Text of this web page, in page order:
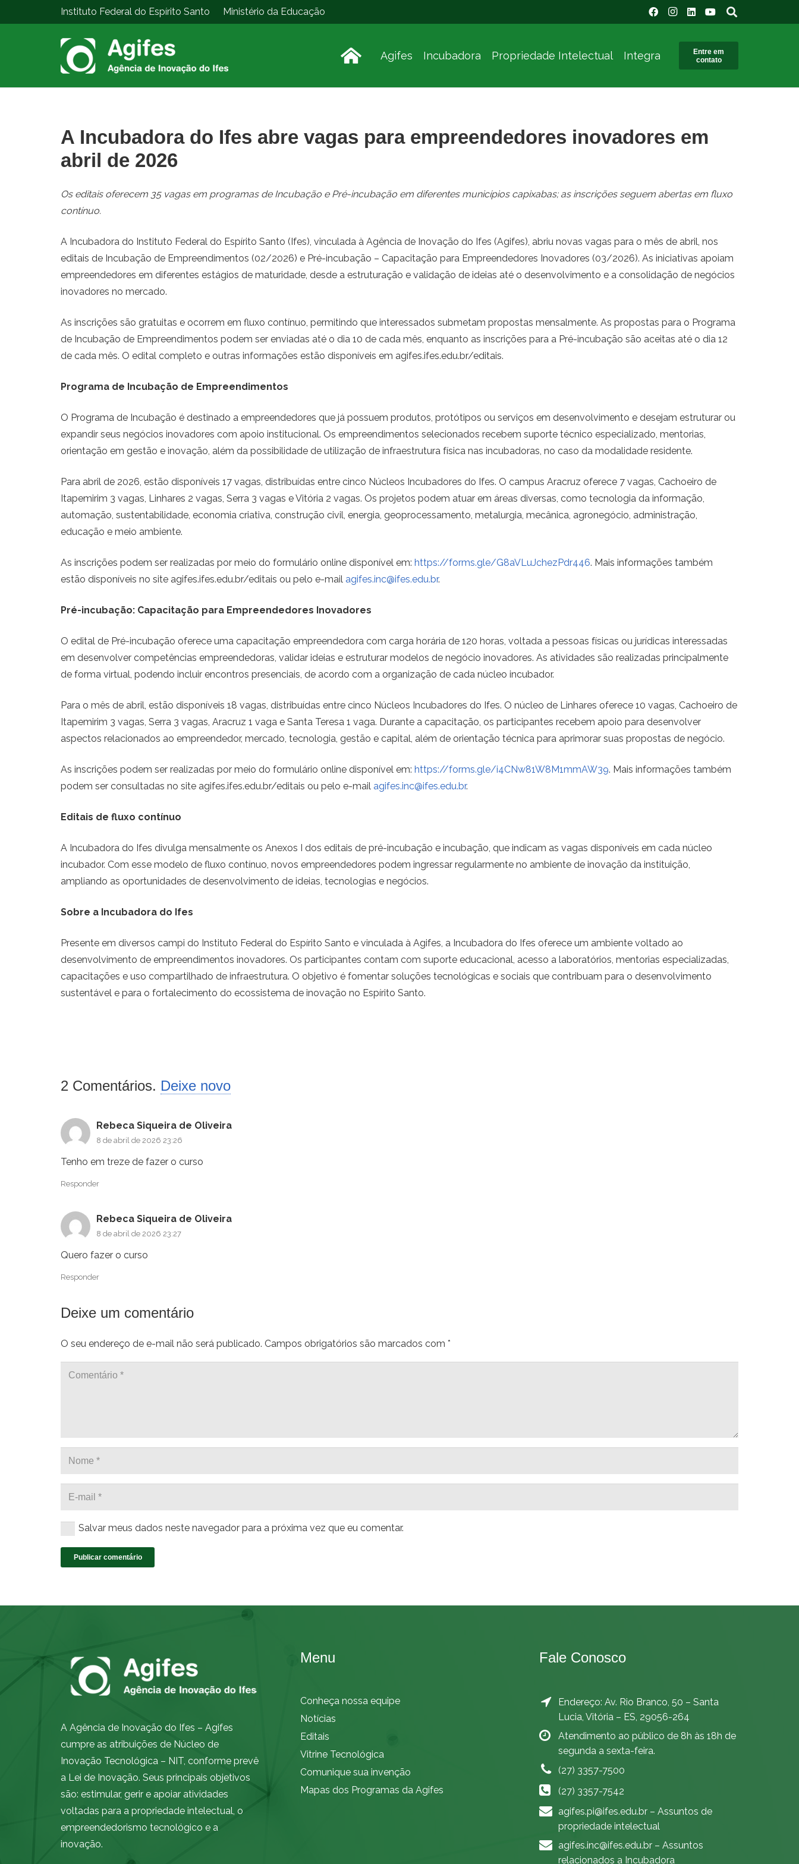
Instituto Federal do Espírito Santo Ministério da Educação
Agifes Incubadora Propriedade Intelectual Integra
Entre em
contato
A Incubadora do Ifes abre vagas para empreendedores inovadores em
abril de 2026
Os editais oferecem 35 vagas em programas de Incubação e Pré-incubação em diferentes municípios capixabas; as inscrições seguem abertas em fluxo
contínuo.
A Incubadora do Instituto Federal do Espírito Santo (Ifes), vinculada à Agência de Inovação do Ifes (Agifes), abriu novas vagas para o mês de abril, nos
editais de Incubação de Empreendimentos (02/2026) e Pré-incubação – Capacitação para Empreendedores Inovadores (03/2026). As iniciativas apoiam
empreendedores em diferentes estágios de maturidade, desde a estruturação e validação de ideias até o desenvolvimento e a consolidação de negócios
inovadores no mercado.
As inscrições são gratuitas e ocorrem em fluxo contínuo, permitindo que interessados submetam propostas mensalmente. As propostas para o Programa
de Incubação de Empreendimentos podem ser enviadas até o dia 10 de cada mês, enquanto as inscrições para a Pré-incubação são aceitas até o dia 12
de cada mês. O edital completo e outras informações estão disponíveis em agifes.ifes.edu.br/editais.
Programa de Incubação de Empreendimentos
O Programa de Incubação é destinado a empreendedores que já possuem produtos, protótipos ou serviços em desenvolvimento e desejam estruturar ou
expandir seus negócios inovadores com apoio institucional. Os empreendimentos selecionados recebem suporte técnico especializado, mentorias,
orientação em gestão e inovação, além da possibilidade de utilização de infraestrutura física nas incubadoras, no caso da modalidade residente.
Para abril de 2026, estão disponíveis 17 vagas, distribuídas entre cinco Núcleos Incubadores do Ifes. O campus Aracruz oferece 7 vagas, Cachoeiro de
Itapemirim 3 vagas, Linhares 2 vagas, Serra 3 vagas e Vitória 2 vagas. Os projetos podem atuar em áreas diversas, como tecnologia da informação,
automação, sustentabilidade, economia criativa, construção civil, energia, geoprocessamento, metalurgia, mecânica, agronegócio, administração,
educação e meio ambiente.
As inscrições podem ser realizadas por meio do formulário online disponível em: https://forms.gle/G8aVLuJchezPdr446. Mais informações também
estão disponíveis no site agifes.ifes.edu.br/editais ou pelo e-mail agifes.inc@ifes.edu.br.
Pré-incubação: Capacitação para Empreendedores Inovadores
O edital de Pré-incubação oferece uma capacitação empreendedora com carga horária de 120 horas, voltada a pessoas físicas ou jurídicas interessadas
em desenvolver competências empreendedoras, validar ideias e estruturar modelos de negócio inovadores. As atividades são realizadas principalmente
de forma virtual, podendo incluir encontros presenciais, de acordo com a organização de cada núcleo incubador.
Para o mês de abril, estão disponíveis 18 vagas, distribuídas entre cinco Núcleos Incubadores do Ifes. O núcleo de Linhares oferece 10 vagas, Cachoeiro de
Itapemirim 3 vagas, Serra 3 vagas, Aracruz 1 vaga e Santa Teresa 1 vaga. Durante a capacitação, os participantes recebem apoio para desenvolver
aspectos relacionados ao empreendedor, mercado, tecnologia, gestão e capital, além de orientação técnica para aprimorar suas propostas de negócio.
As inscrições podem ser realizadas por meio do formulário online disponível em: https://forms.gle/i4CNw81W8M1mmAW39. Mais informações também
podem ser consultadas no site agifes.ifes.edu.br/editais ou pelo e-mail agifes.inc@ifes.edu.br.
Editais de fluxo contínuo
A Incubadora do Ifes divulga mensalmente os Anexos I dos editais de pré-incubação e incubação, que indicam as vagas disponíveis em cada núcleo
incubador. Com esse modelo de fluxo contínuo, novos empreendedores podem ingressar regularmente no ambiente de inovação da instituição,
ampliando as oportunidades de desenvolvimento de ideias, tecnologias e negócios.
Sobre a Incubadora do Ifes
Presente em diversos campi do Instituto Federal do Espírito Santo e vinculada à Agifes, a Incubadora do Ifes oferece um ambiente voltado ao
desenvolvimento de empreendimentos inovadores. Os participantes contam com suporte educacional, acesso a laboratórios, mentorias especializadas,
capacitações e uso compartilhado de infraestrutura. O objetivo é fomentar soluções tecnológicas e sociais que contribuam para o desenvolvimento
sustentável e para o fortalecimento do ecossistema de inovação no Espírito Santo.
2 Comentários. Deixe novo
Rebeca Siqueira de Oliveira
8 de abril de 2026 23:26
Tenho em treze de fazer o curso
Responder
Rebeca Siqueira de Oliveira
8 de abril de 2026 23:27
Quero fazer o curso
Responder
Deixe um comentário
O seu endereço de e-mail não será publicado. Campos obrigatórios são marcados com *
Salvar meus dados neste navegador para a próxima vez que eu comentar.
Publicar comentário
A Agência de Inovação do Ifes – Agifes
cumpre as atribuições de Núcleo de
Inovação Tecnológica – NIT, conforme prevê
a Lei de Inovação. Seus principais objetivos
são: estimular, gerir e apoiar atividades
voltadas para a propriedade intelectual, o
empreendedorismo tecnológico e a
inovação.
Menu
Conheça nossa equipe
Notícias
Editais
Vitrine Tecnológica
Comunique sua invenção
Mapas dos Programas da Agifes
Fale Conosco
Endereço: Av. Rio Branco, 50 – Santa
Lucia, Vitória – ES, 29056-264
Atendimento ao público de 8h às 18h de
segunda a sexta-feira.
(27) 3357-7500
(27) 3357-7542
agifes.pi@ifes.edu.br – Assuntos de
propriedade intelectual
agifes.inc@ifes.edu.br – Assuntos
relacionados a Incubadora